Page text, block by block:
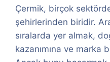
Çermik, birçok
şehirlerinden biridir.
sıralarda yer almak,
kazanımına ve marka